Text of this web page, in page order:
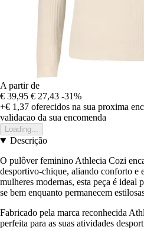
A partir de
€ 39,95 € 27,43 -31%
+€ 1,37 oferecidos na sua proxima
validacao da sua encomenda
Loading...
Descrição
O pulôver feminino Athlecia Cozi
desportivo-chique, aliando conforto e
mulheres modernas, esta peça é ideal
se bem enquanto permanecem
Fabricado pela marca reconhecida
perfeita para as suas atividades